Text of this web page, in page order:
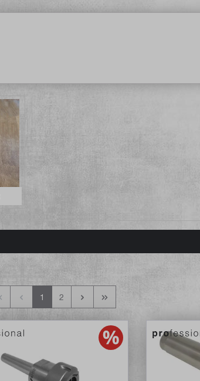
1 2